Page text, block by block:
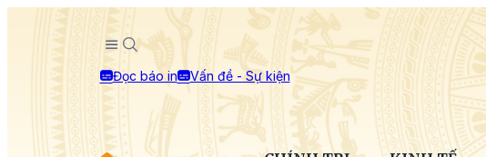
Đọc báo in Vấn đề - Sự kiện